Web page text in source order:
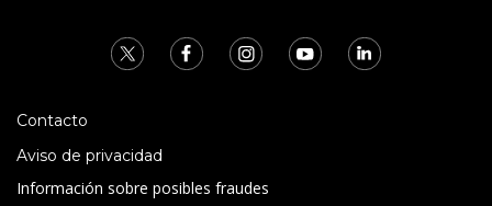
Contacto
Aviso de privacidad
Información sobre posibles fraudes